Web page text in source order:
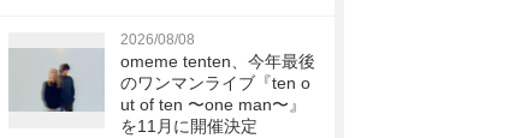
2026/08/08
omeme tenten、今年最後
のワンマンライブ『ten o
ut of ten 〜one man〜』
を11月に開催決定